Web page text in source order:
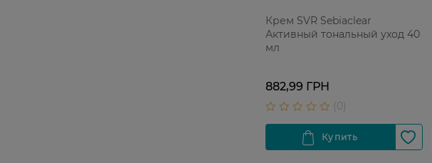
Крем SVR Sebiaclear
Активный тональный уход 40
мл
882,99 ГРН